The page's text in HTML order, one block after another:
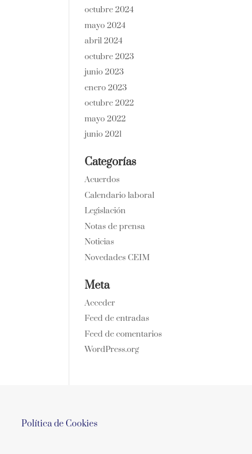
octubre 2024
mayo 2024
abril 2024
octubre 2023
junio 2023
enero 2023
octubre 2022
mayo 2022
junio 2021
Categorías
Acuerdos
Calendario laboral
Legislación
Notas de prensa
Noticias
Novedades CEIM
Meta
Acceder
Feed de entradas
Feed de comentarios
WordPress.org
Política de Cookies